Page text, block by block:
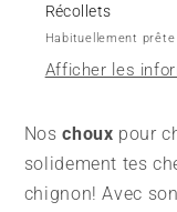
Récollets
Habituellement
Afficher les
Noschoux pour
solidement tes
chignon! Avec